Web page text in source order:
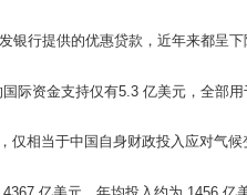
行提供的优惠贷款，近年来都呈下
际资金支持仅有5.3 亿美元，全部
相当于中国自身财政投入应对气候